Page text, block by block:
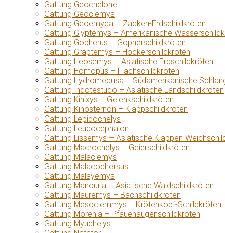
Gattung Geochelone
Gattung Geoclemys
Gattung Geoemyda – Zacken-Erdschildkröten
Gattung Glyptemys – Amerikanische
Gattung Gopherus – Gopherschildkröten
Gattung Graptemys – Höckerschildkröten
Gattung Heosemys – Asiatische Erdschildkröten
Gattung Homopus – Flachschildkröten
Gattung Hydromedusa – Südamerikanische
Gattung Indotestudo – Asiatische Landschildkröten
Gattung Kinixys – Gelenkschildkröten
Gattung Kinosternon – Klappschildkröten
Gattung Lepidochelys
Gattung Leucocephalon
Gattung Lissemys – Asiatische Klappen-
Gattung Macrochelys – Geierschildkröten
Gattung Malaclemys
Gattung Malacochersus
Gattung Malayemys
Gattung Manouria – Asiatische Waldschildkröten
Gattung Mauremys – Bachschildkröten
Gattung Mesoclemmys – Krötenkopf-Schildkröten
Gattung Morenia – Pfauenaugenschildkröten
Gattung Myuchelys